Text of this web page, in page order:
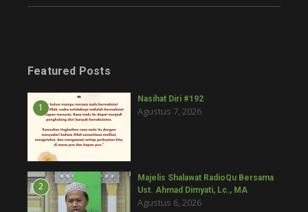
Featured Posts
1
Nasihat Diri #192
Agustus 7, 2026
2
Majelis Shalawat RadioQu Bersama
Ust. Ahmad Dimyati, Lc., MA
Agustus 6, 2026